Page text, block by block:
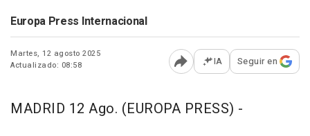
Europa Press Internacional
Martes, 12 agosto 2025
Actualizado: 08:58
Abrir opciones para
IA Seguir en
MADRID 12 Ago. (EUROPA PRESS) -